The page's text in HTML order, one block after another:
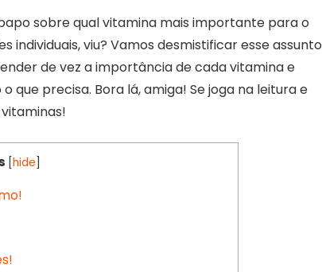
sobre qual vitamina mais importante para o
individuais, viu? Vamos desmistificar esse assunto
de vez a importância de cada vitamina e
que precisa. Bora lá, amiga! Se joga na leitura e
hide